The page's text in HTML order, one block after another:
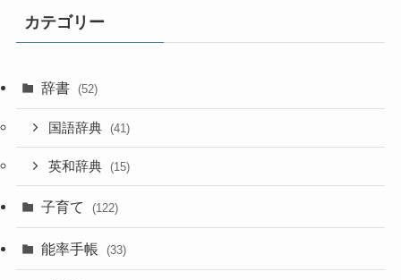
カテゴリー
辞書 (52)
国語辞典 (41)
英和辞典 (15)
子育て (122)
能率手帳 (33)